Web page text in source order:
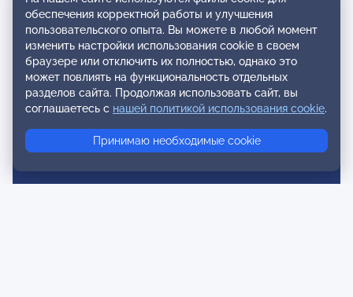
Реестры
Реестр наблюдательных членов
Реестр консультативных членов
Реестр действительных членов
Реестр аккредитованных супервизоров
обеспечения корректной работы и улучшения
пользовательского опыта. Вы можете в любой момент
изменить настройки использования cookie в своем
браузере или отключить их полностью, однако это
может повлиять на функциональность отдельных
разделов сайта. Продолжая использовать сайт, вы
соглашаетесь с нашей политикой использования cookie.
Принимаю необходимые cookie